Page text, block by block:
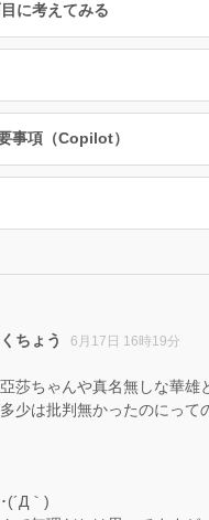
に考えてみる
事項（Copilot）
ちょう 6月17日 16時19分
莎ちゃんや真名無しな華雄
少は批判無かったのにって
(´Д｀)